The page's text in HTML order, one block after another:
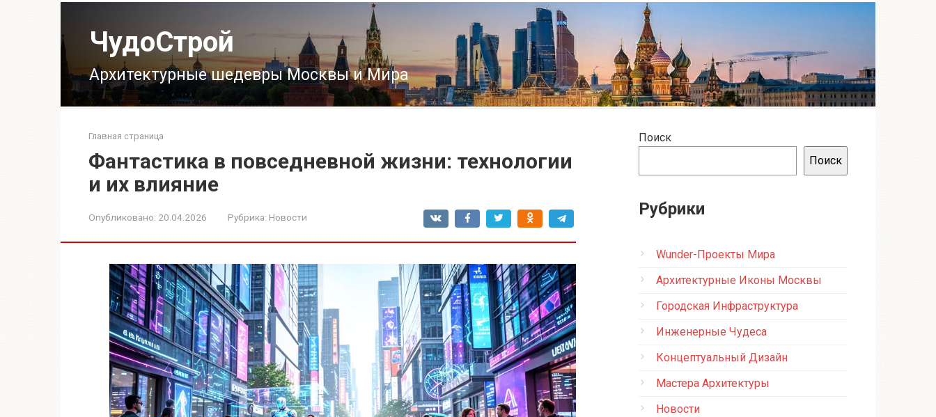
ЧудоСтрой
Архитектурные шедевры Москвы и Мира
Главная страница
Фантастика в повседневной жизни: технологии
и их влияние
Опубликовано: 20.04.2026 Рубрика: Новости
Поиск
Поиск
Рубрики
Wunder-Проекты Мира
Архитектурные Иконы Москвы
Городская Инфраструктура
Инженерные Чудеса
Концептуальный Дизайн
Мастера Архитектуры
Новости